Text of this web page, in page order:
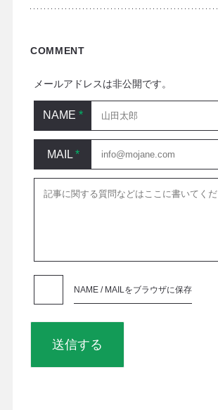
COMMENT
メールアドレスは非公開です。
NAME*
MAIL *
NAME / MAILをブラウザに保存